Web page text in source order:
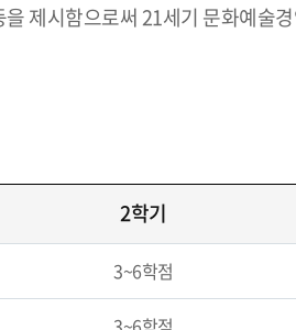
제시함으로써 21세기 문화예술
2학기
3~6학점